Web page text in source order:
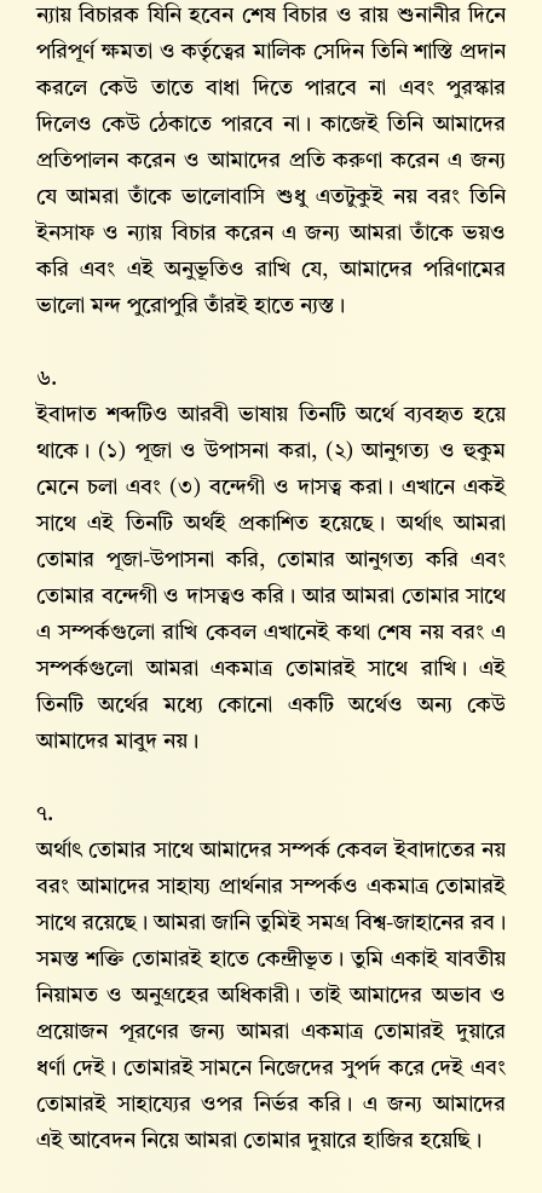
ন্যায় বিচারক যিনি হবেন শেষ বিচার ও রায় শুনানীর দিনে
পরিপূর্ণ ক্ষমতা ও কর্তৃত্বের মালিক সেদিন তিনি শাস্তি প্রদান
করলে কেউ তাতে বাধা দিতে পারবে না এবং পুরস্কার
দিলেও কেউ ঠেকাতে পারবে না। কাজেই তিনি আমাদের
প্রতিপালন করেন ও আমাদের প্রতি করুণা করেন এ জন্য
যে আমরা তাঁকে ভালোবাসি শুধু এতটুকুই নয় বরং তিনি
ইনসাফ ও ন্যায় বিচার করেন এ জন্য আমরা তাঁকে ভয়ও
করি এবং এই অনুভূতিও রাখি যে, আমাদের পরিণামের
ভালো মন্দ পুরোপুরি তাঁরই হাতে ন্যস্ত।
৬.
ইবাদাত শব্দটিও আরবী ভাষায় তিনটি অর্থে ব্যবহৃত হয়ে
থাকে। (১) পূজা ও উপাসনা করা, (২) আনুগত্য ও হুকুম
মেনে চলা এবং (৩) বন্দেগী ও দাসত্ব করা। এখানে একই
সাথে এই তিনটি অর্থই প্রকাশিত হয়েছে। অর্থাৎ আমরা
তোমার পূজা-উপাসনা করি, তোমার আনুগত্য করি এবং
তোমার বন্দেগী ও দাসত্বও করি। আর আমরা তোমার সাথে
এ সম্পর্কগুলো রাখি কেবল এখানেই কথা শেষ নয় বরং এ
সম্পর্কগুলো আমরা একমাত্র তোমারই সাথে রাখি। এই
তিনটি অর্থের মধ্যে কোনো একটি অর্থেও অন্য কেউ
আমাদের মাবুদ নয়।
৭.
অর্থাৎ তোমার সাথে আমাদের সম্পর্ক কেবল ইবাদাতের নয়
বরং আমাদের সাহায্য প্রার্থনার সম্পর্কও একমাত্র তোমারই
সাথে রয়েছে। আমরা জানি তুমিই সমগ্র বিশ্ব-জাহানের রব।
সমস্ত শক্তি তোমারই হাতে কেন্দ্রীভূত। তুমি একাই যাবতীয়
নিয়ামত ও অনুগ্রহের অধিকারী। তাই আমাদের অভাব ও
প্রয়োজন পূরণের জন্য আমরা একমাত্র তোমারই দুয়ারে
ধর্ণা দেই। তোমারই সামনে নিজেদের সুপর্দ করে দেই এবং
তোমারই সাহায্যের ওপর নির্ভর করি। এ জন্য আমাদের
এই আবেদন নিয়ে আমরা তোমার দুয়ারে হাজির হয়েছি।